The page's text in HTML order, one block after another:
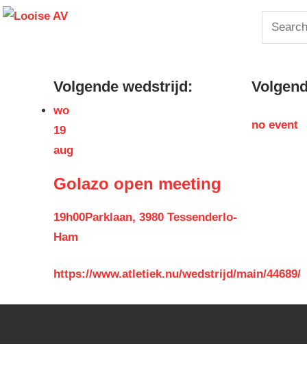
Skip
Search
for:
Volgende wedstrijd:
wo
19
aug
Golazo open meeting
19h00Parklaan, 3980 Tessenderlo-
Ham
https://www.atletiek.nu/wedstrijd/main/44689/
no event